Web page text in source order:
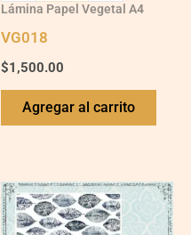
Lámina Papel Vegetal A4
VG018
$1,500.00
Agregar al carrito
VG021
quantity